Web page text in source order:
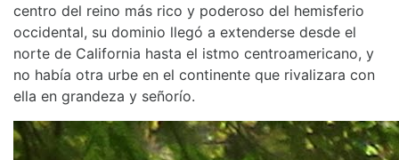
centro del reino más rico y poderoso del hemisferio
occidental, su dominio llegó a extenderse desde el
norte de California hasta el istmo centroamericano, y
no había otra urbe en el continente que rivalizara con
ella en grandeza y señorío.